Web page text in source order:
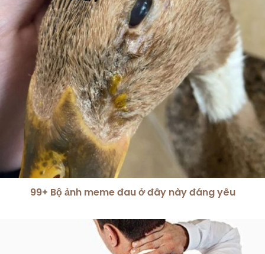
99+ Bộ ảnh meme đau ở đây này đáng yêu